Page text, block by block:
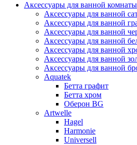
Аксессуары для ванной комнаты
Аксессуары для ванной
Аксессуары для ванной
Аксессуары для ванной
Аксессуары для ванной
Аксессуары для ванной
Аксессуары для ванной
Аксессуары для ванной
Aquatek
Бетта графит
Бетта хром
Оберон BG
Artwelle
Hagel
Harmonie
Universell